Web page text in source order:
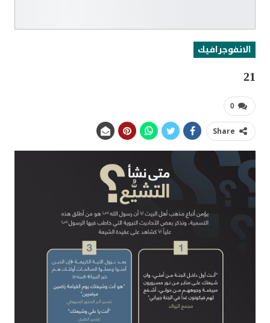
الانفوجرافيك
21
0
Share